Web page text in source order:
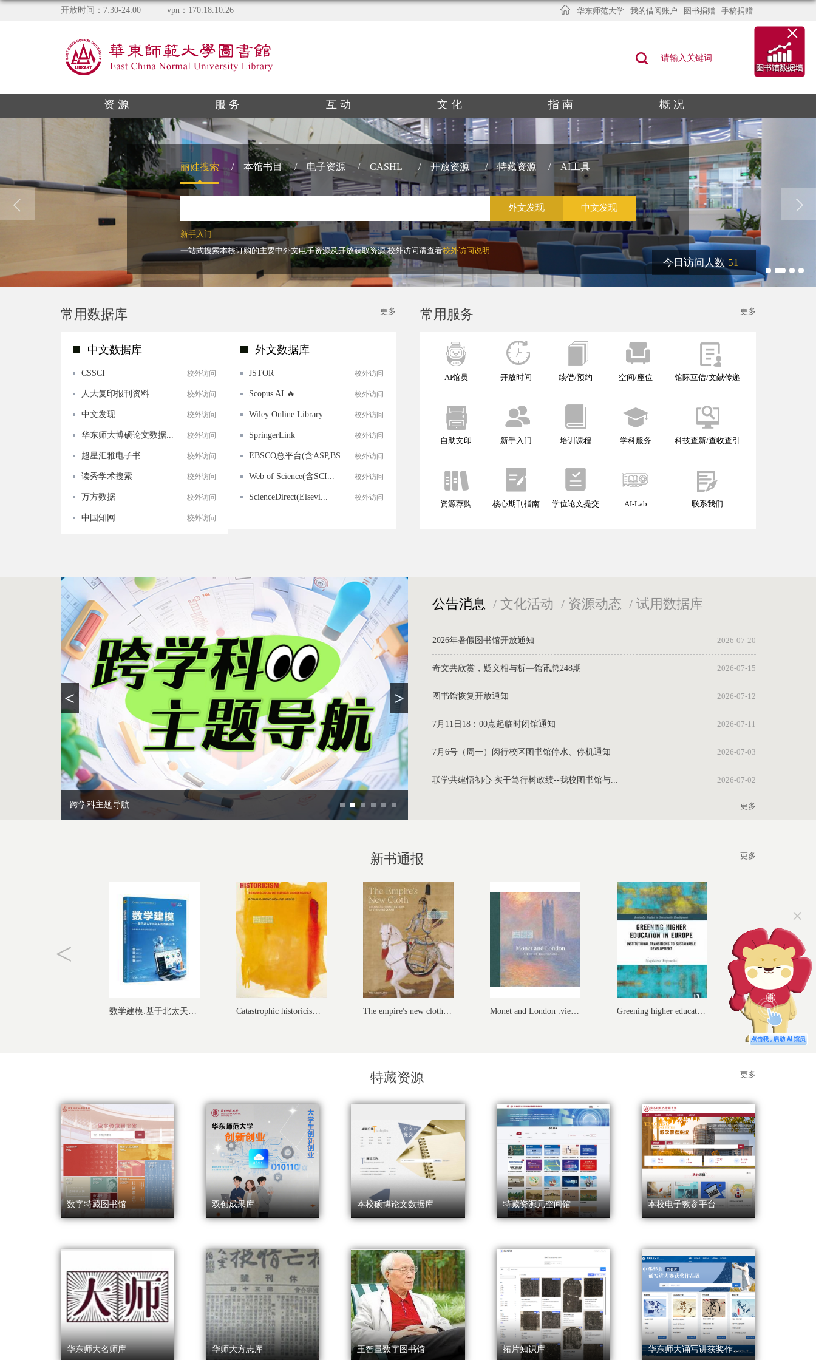
×
×
开放时间：7:30-24:00 vpn：170.18.10.26 华东师范大学 我的借阅账户 图书捐赠 手稿捐赠
资 源 服 务 互 动 文 化 指 南 概 况
丽娃搜索 / 本馆书目 / 电子资源 / CASHL / 开放资源 / 特藏资源 / AI工具
新手入门
一站式搜索本校订购的主要中外文电子资源及开放获取资源 校外访问请查看校外访问说明
今日访问人数 51
常用数据库 更多
中文数据库
CSSCI 校外访问
人大复印报刊资料 校外访问
中文发现 校外访问
华东师大博硕论文数据... 校外访问
超星汇雅电子书 校外访问
读秀学术搜索 校外访问
万方数据 校外访问
中国知网 校外访问
外文数据库
JSTOR 校外访问
Scopus AI 🔥 校外访问
Wiley Online Library... 校外访问
SpringerLink 校外访问
EBSCO总平台(含ASP,BS... 校外访问
Web of Science(含SCI... 校外访问
ScienceDirect(Elsevi... 校外访问
常用服务 更多
AI馆员 开放时间 续借/预约 空间/座位 馆际互借/文献传递
自助文印 新手入门 培训课程 学科服务 科技查新/查收查引
资源荐购 核心期刊指南 学位论文提交 AI-Lab 联系我们
跨学科主题导航
< >
公告消息 / 文化活动 / 资源动态 / 试用数据库
2026年暑假图书馆开放通知 2026-07-20
奇文共欣赏，疑义相与析—馆讯总248期 2026-07-15
图书馆恢复开放通知 2026-07-12
7月11日18：00点起临时闭馆通知 2026-07-11
7月6号（周一）闵行校区图书馆停水、停机通知 2026-07-03
联学共建悟初心 实干笃行树政绩--我校图书馆与... 2026-07-02
更多
新书通报 更多
数学建模:基于北太天元与AI的竞... Catastrophic historicism :read... The empire's new cloth :cross-... Monet and London :views of the... Greening higher education in E...
特藏资源 更多
数字特藏图书馆 双创成果库 本校硕博论文数据库 特藏资源元空间馆 本校电子教参平台
华东师大名师库 华师大方志库 王智量数字图书馆 拓片知识库 华东师大诵写讲获奖作品库